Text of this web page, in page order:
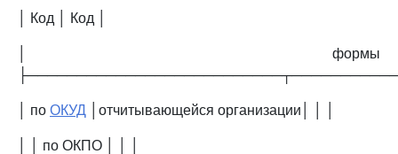
│ Код │ Код │
│ формы
│ по ОКУД │отчитывающейся организации│ │ │
│ │ по ОКПО │ │ │